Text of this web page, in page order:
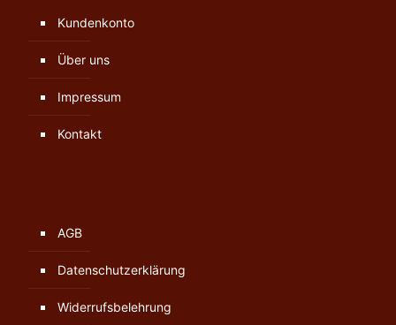
Kundenkonto
Über uns
Impressum
Kontakt
AGB
Datenschutzerklärung
Widerrufsbelehrung